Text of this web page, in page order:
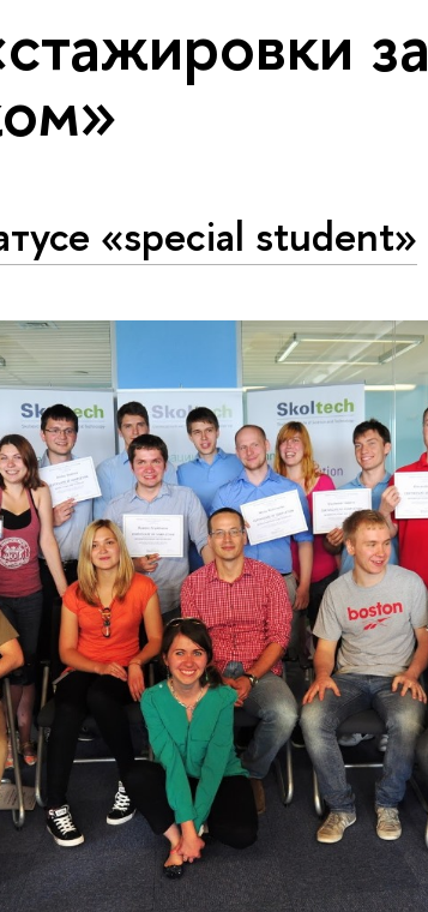
за
«special student»